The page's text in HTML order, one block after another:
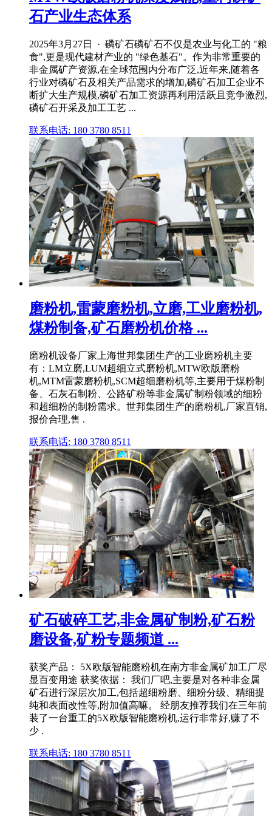
石产业生态体系
2025年3月27日 · 磷矿石磷矿石不仅是农业与化工的 "粮
食",更是现代建材产业的 "绿色基石"。作为非常重要的
非金属矿产资源,在全球范围内分布广泛,近年来,随着各
行业对磷矿石及相关产品需求的增加,磷矿石加工企业不
断扩大生产规模,磷矿石加工资源再利用活跃且竞争激烈,
磷矿石开采及加工工艺 ...
联系电话: 180 3780 8511
磨粉机,雷蒙磨粉机,立磨,工业磨粉机,
煤粉制备,矿石磨粉机价格 ...
磨粉机设备厂家上海世邦集团生产的工业磨粉机主要
有：LM立磨,LUM超细立式磨粉机,MTW欧版磨粉
机,MTM雷蒙磨粉机,SCM超细磨粉机等,主要用于煤粉制
备、石灰石制粉、公路矿粉等非金属矿制粉领域的细粉
和超细粉的制粉需求。世邦集团生产的磨粉机,厂家直销,
报价合理,售 .
联系电话: 180 3780 8511
矿石破碎工艺,非金属矿制粉,矿石粉
磨设备,矿粉专题频道 ...
获奖产品： 5X欧版智能磨粉机在南方非金属矿加工厂尽
显百变用途 获奖依据： 我们厂吧,主要是对各种非金属
矿石进行深层次加工,包括超细粉磨、细粉分级、精细提
纯和表面改性等,附加值高嘛。 经朋友推荐我们在三年前
装了一台重工的5X欧版智能磨粉机,运行非常好,赚了不
少 .
联系电话: 180 3780 8511